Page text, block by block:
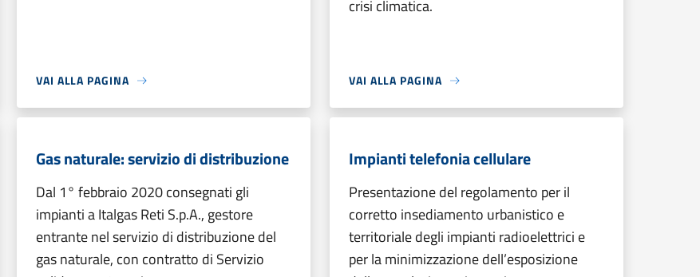
VAI ALLA PAGINA
crisi climatica.
VAI ALLA PAGINA
Gas naturale: servizio di distribuzione
Dal 1° febbraio 2020 consegnati gli
impianti a Italgas Reti S.p.A., gestore
entrante nel servizio di distribuzione del
gas naturale, con contratto di Servizio
Impianti telefonia cellulare
Presentazione del regolamento per il
corretto insediamento urbanistico e
territoriale degli impianti radioelettrici e
per la minimizzazione dell’esposizione